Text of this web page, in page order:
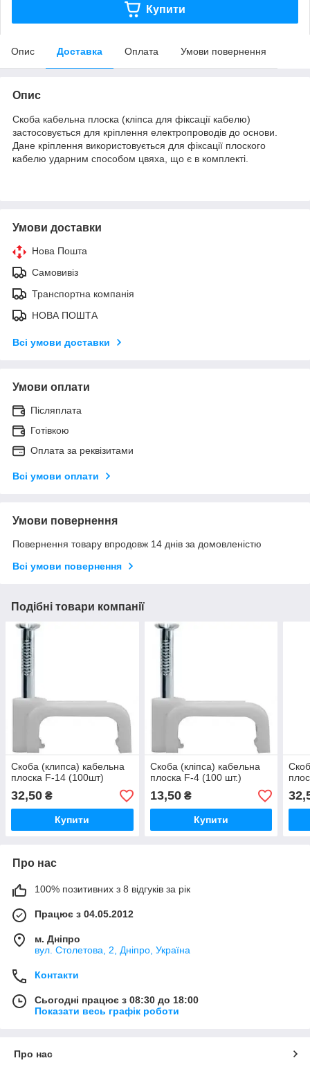
Купити
Опис Доставка Оплата Умови повернення
Опис
Скоба кабельна плоска (кліпса для фіксації кабелю)
застосовується для кріплення електропроводів до основи.
Дане кріплення використовується для фіксації плоского
кабелю ударним способом цвяха, що є в комплекті.
Умови доставки
Нова Пошта
Самовивіз
Транспортна компанія
НОВА ПОШТА
Всі умови доставки
Умови оплати
Післяплата
Готівкою
Оплата за реквізитами
Всі умови оплати
Умови повернення
Повернення товару впродовж 14 днів за домовленістю
Всі умови повернення
Подібні товари компанії
Скоба (клипса) кабельна
плоска F-14 (100шт)
32,50 ₴
Купити
Скоба (кліпса) кабельна
плоска F-4 (100 шт.)
13,50₴
Купити
Про нас
100% позитивних з 8 відгуків за рік
Працює з 04.05.2012
м. Дніпро
вул. Столетова, 2, Дніпро, Україна
Контакти
Сьогодні працює з 08:30 до 18:00
Показати весь графік роботи
Про нас